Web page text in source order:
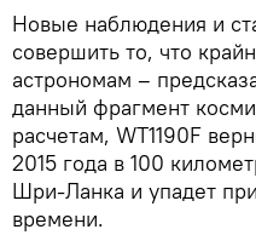
Новые наблюдения и
совершить то, что
астрономам –
данный фрагмент
расчетам, WT1190F
2015 года в 100
Шри-Ланка и упадет
времени.